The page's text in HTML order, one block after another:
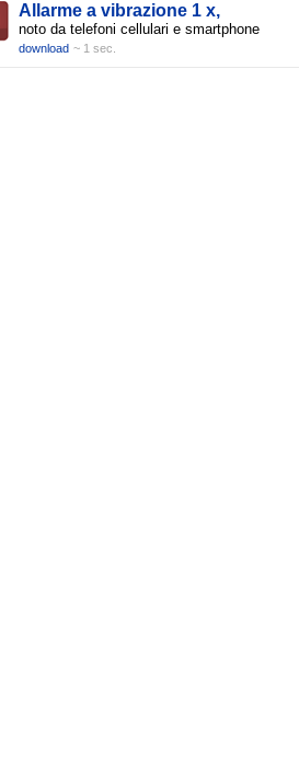
Allarme a vibrazione 1 x,
noto da telefoni cellulari e smartphone
download ~ 1 sec.